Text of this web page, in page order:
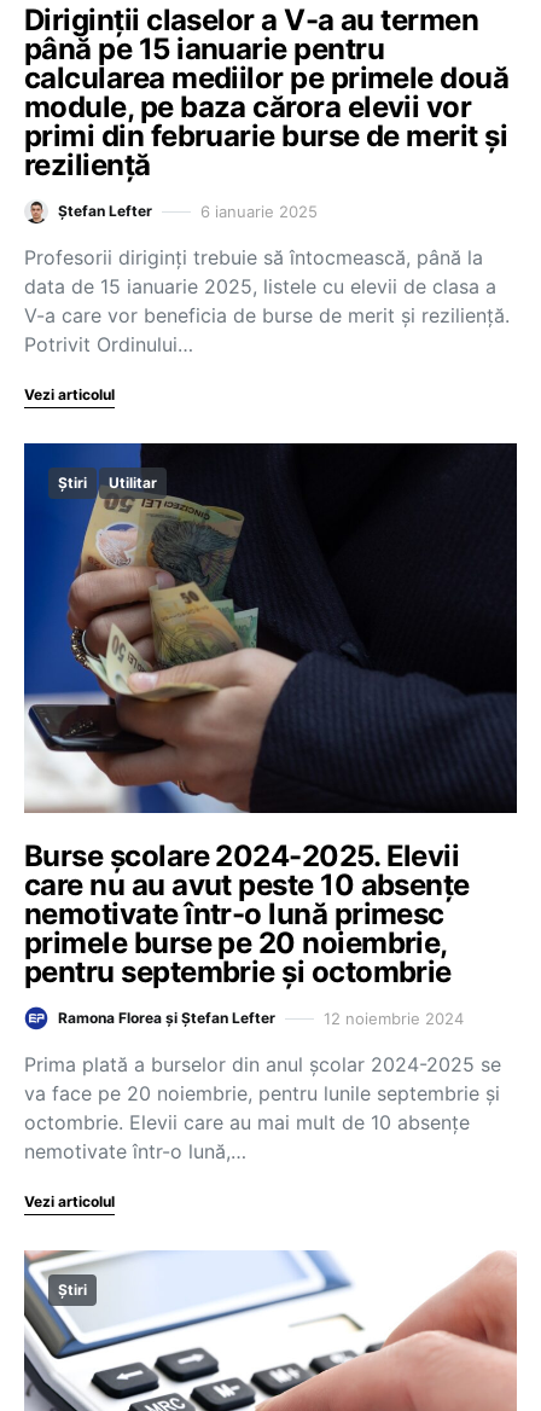
Diriginții claselor a V-a au termen
până pe 15 ianuarie pentru
calcularea mediilor pe primele două
module, pe baza cărora elevii vor
primi din februarie burse de merit și
reziliență
Ștefan Lefter 6 ianuarie 2025
Profesorii diriginți trebuie să întocmească, până la
data de 15 ianuarie 2025, listele cu elevii de clasa a
V-a care vor beneficia de burse de merit și reziliență.
Potrivit Ordinului…
Vezi articolul
Știri Utilitar
Burse școlare 2024-2025. Elevii
care nu au avut peste 10 absențe
nemotivate într-o lună primesc
primele burse pe 20 noiembrie,
pentru septembrie și octombrie
Ramona Florea și Ștefan Lefter 12 noiembrie 2024
Prima plată a burselor din anul școlar 2024-2025 se
va face pe 20 noiembrie, pentru lunile septembrie și
octombrie. Elevii care au mai mult de 10 absențe
nemotivate într-o lună,…
Vezi articolul
Știri